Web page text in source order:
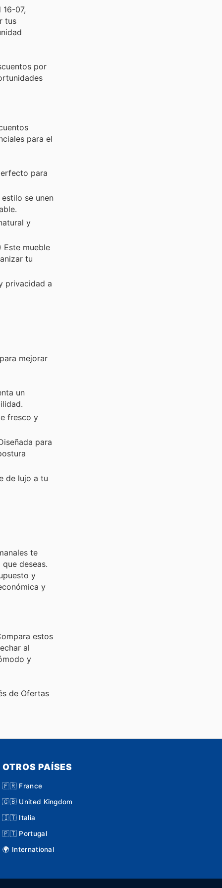
07,
tus
por
para el
para
se unen
y
Este mueble
tu
privacidad a
mejorar
un
fresco y
para
de lujo a tu
te
deseas.
y
y
estos
al
y
de Ofertas
OTROS PAÍSES
🇫🇷 France
🇬🇧 United Kingdom
🇮🇹 Italia
🇵🇹 Portugal
🌍 International